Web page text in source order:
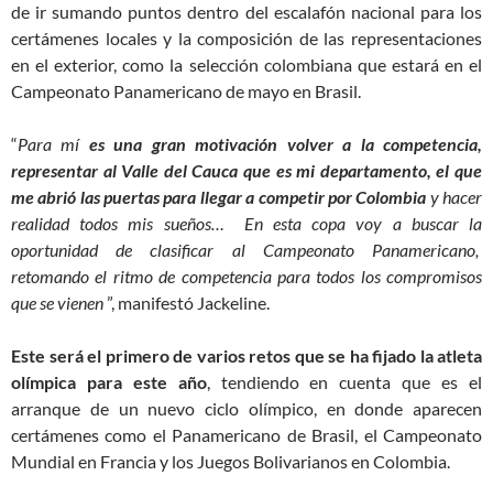
de ir sumando puntos dentro del escalafón nacional para los
certámenes locales y la composición de las representaciones
en el exterior, como la selección colombiana que estará en el
Campeonato Panamericano de mayo en Brasil.
“Para míes una gran motivación volver a la competencia,
representar al Valle del Cauca que es mi departamento, el que
me abrió las puertas para llegar a competir por Colombia y hacer
realidad todos mis sueños… En esta copa voy a buscar la
oportunidad de clasificar al Campeonato Panamericano,
retomando el ritmo de competencia para todos los compromisos
que se vienen”, manifestó Jackeline.
Este será el primero de varios retos que se ha fijado la atleta
olímpica para este año, tendiendo en cuenta que es el
arranque de un nuevo ciclo olímpico, en donde aparecen
certámenes como el Panamericano de Brasil, el Campeonato
Mundial en Francia y los Juegos Bolivarianos en Colombia.